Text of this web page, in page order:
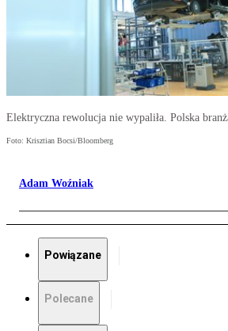
Elektryczna rewolucja nie wypaliła. Polska
Foto: Krisztian Bocsi/Bloomberg
Adam Woźniak
Powiązane
Polecane